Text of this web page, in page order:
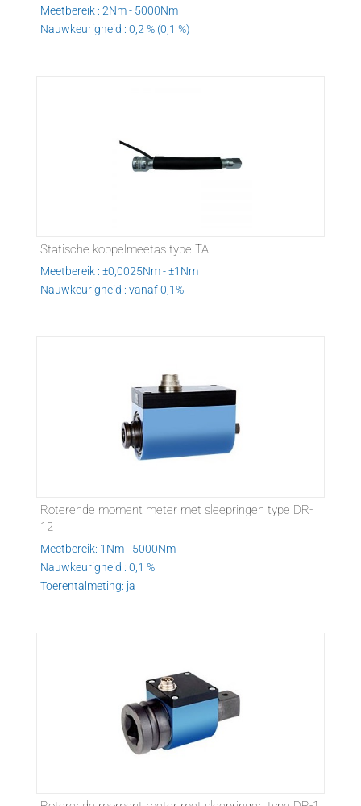
Meetbereik : 2Nm - 5000Nm
Nauwkeurigheid : 0,2 % (0,1 %)
Statische koppelmeetas type TA
Meetbereik : ±0,0025Nm - ±1Nm
Nauwkeurigheid : vanaf 0,1%
Roterende moment meter met sleepringen type DR-
12
Meetbereik: 1Nm - 5000Nm
Nauwkeurigheid : 0,1 %
Toerentalmeting: ja